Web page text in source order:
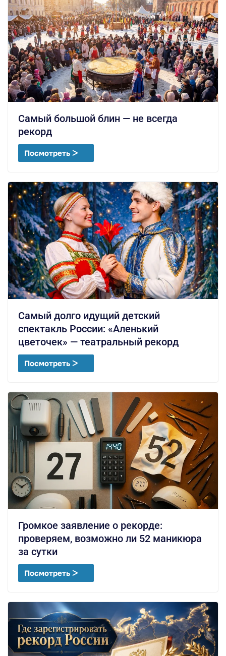
Самый большой блин — не всегда
рекорд
Посмотреть ᐳ
Самый долго идущий детский
спектакль России: «Аленький
цветочек» — театральный рекорд
Посмотреть ᐳ
Громкое заявление о рекорде:
проверяем, возможно ли 52 маникюра
за сутки
Посмотреть ᐳ